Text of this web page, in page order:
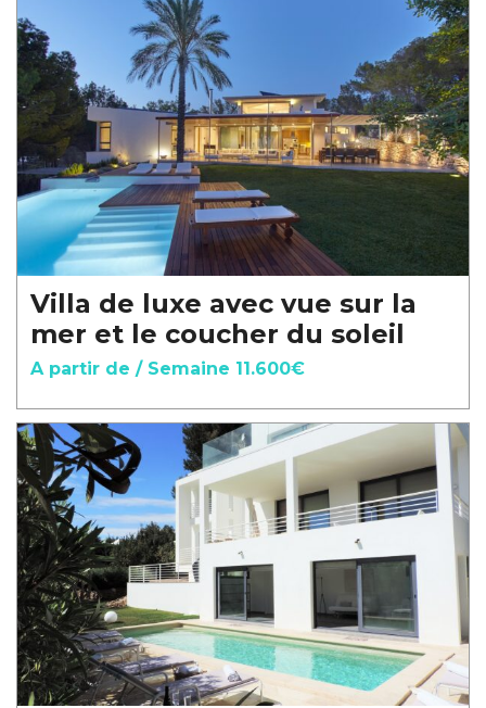
Villa de luxe avec vue sur la
mer et le coucher du soleil
A partir de / Semaine 11.600€